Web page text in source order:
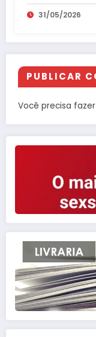
31/05/2026
PUBLICAR
Você precisa